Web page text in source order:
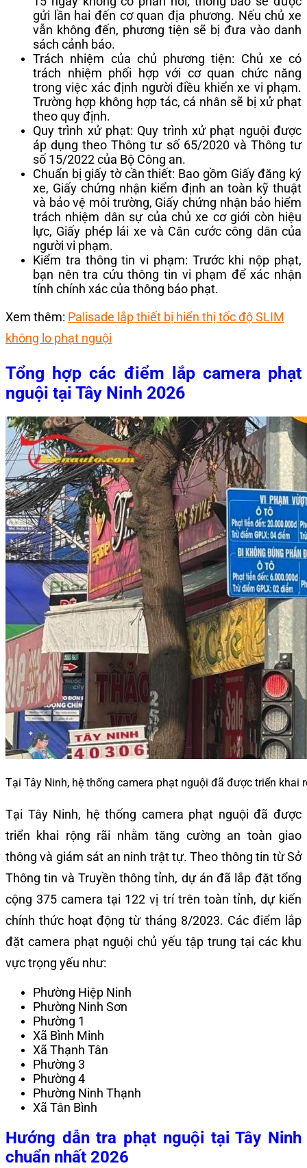
gửi lần hai đến cơ quan địa phương. Nếu chủ xe
vẫn không đến, phương tiện sẽ bị đưa vào danh
sách cảnh báo.
Trách nhiệm của chủ phương tiện: Chủ xe có
trách nhiệm phối hợp với cơ quan chức năng
trong việc xác định người điều khiển xe vi phạm.
Trường hợp không hợp tác, cá nhân sẽ bị xử phạt
theo quy định.
Quy trình xử phạt: Quy trình xử phạt nguội được
áp dụng theo Thông tư số 65/2020 và Thông tư
số 15/2022 của Bộ Công an.
Chuẩn bị giấy tờ cần thiết: Bao gồm Giấy đăng ký
xe, Giấy chứng nhận kiểm định an toàn kỹ thuật
và bảo vệ môi trường, Giấy chứng nhận bảo hiểm
trách nhiệm dân sự của chủ xe cơ giới còn hiệu
lực, Giấy phép lái xe và Căn cước công dân của
người vi phạm.
Kiểm tra thông tin vi phạm: Trước khi nộp phạt,
bạn nên tra cứu thông tin vi phạm để xác nhận
tính chính xác của thông báo phạt.
Xem thêm: Palisade lắp thiết bị hiển thị tốc độ SLIM
không lo phạt nguội
Tổng hợp các điểm lắp camera phạt
nguội tại Tây Ninh 2026
Tại Tây Ninh, hệ thống camera phạt nguội đã được triển khai
Tại Tây Ninh, hệ thống camera phạt nguội đã được
triển khai rộng rãi nhằm tăng cường an toàn giao
thông và giám sát an ninh trật tự. Theo thông tin từ Sở
Thông tin và Truyền thông tỉnh, dự án đã lắp đặt tổng
cộng 375 camera tại 122 vị trí trên toàn tỉnh, dự kiến
chính thức hoạt động từ tháng 8/2023. Các điểm lắp
đặt camera phạt nguội chủ yếu tập trung tại các khu
vực trọng yếu như:
Phường Hiệp Ninh
Phường Ninh Sơn
Phường 1
Xã Bình Minh
Xã Thạnh Tân
Phường 3
Phường 4
Phường Ninh Thạnh
Xã Tân Bình
Hướng dẫn tra phạt nguội tại Tây Ninh
chuẩn nhất 2026